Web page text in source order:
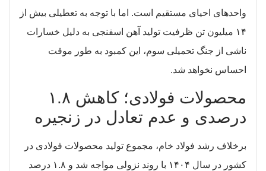
واحدهای احیای مستقیم است. اما با توجه به تعطیلی بیش از
۱۴ میلیون تن ظرفیت تولید آهن اسفنجی به دلیل خسارات
ناشی از جنگ تحمیلی سوم، این کمبود به طور موقت
احساس نخواهد شد.
محصولات فولادی؛ کاهش ۱.۸
درصدی و عدم تعادل در زنجیره
برخلاف رشد فولاد خام، مجموع تولید محصولات فولادی در
کشور در سال ۱۴۰۴ با روند نزولی مواجه شد و ۱.۸ درصد